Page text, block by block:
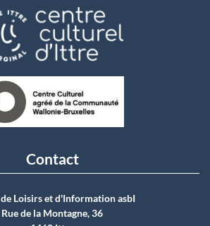
Contact
Loisirs et d'Information asbI
Rue de la Montagne, 36